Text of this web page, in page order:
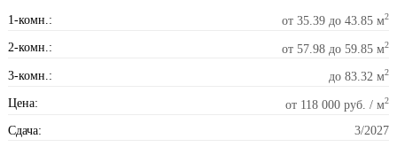
1-комн.: от 35.39 до 43.85 м2
2-комн.: от 57.98 до 59.85 м2
3-комн.: до 83.32 м2
Цена: от 118 000 руб. / м2
Сдача: 3/2027